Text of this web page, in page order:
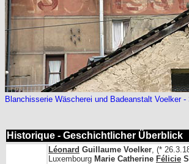
Blanchisserie Wäscherei und Badeanstalt Voelker
Historique - Geschichtlicher Überblick
Léonard Guillaume Voelker, (*
Luxembourg Marie Catherine Félicie